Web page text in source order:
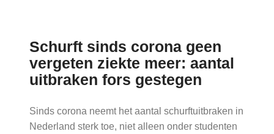
gebruik
toe'
op
Nationale
zorggids
Schurft sinds corona geen
vergeten ziekte meer: aantal
uitbraken fors gestegen
Sinds corona neemt het aantal schurftuitbraken in
Nederland sterk toe, niet alleen onder studenten